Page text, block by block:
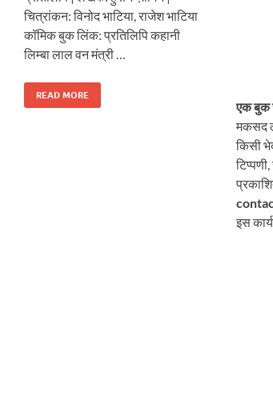
चित्रांकन: विनोद भाटिया, राजेश भाटिया
कॉमिक बुक लिंक: प्रतिलिपि कहानी
लिम्बा लाल वन मंत्री …
READ MORE
एक बुक
मकसद
किसी
इस